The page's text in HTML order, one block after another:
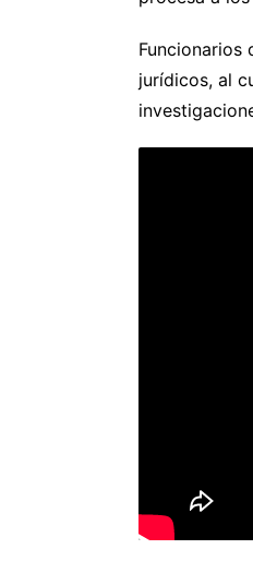
Funcionarios
jurídicos, al